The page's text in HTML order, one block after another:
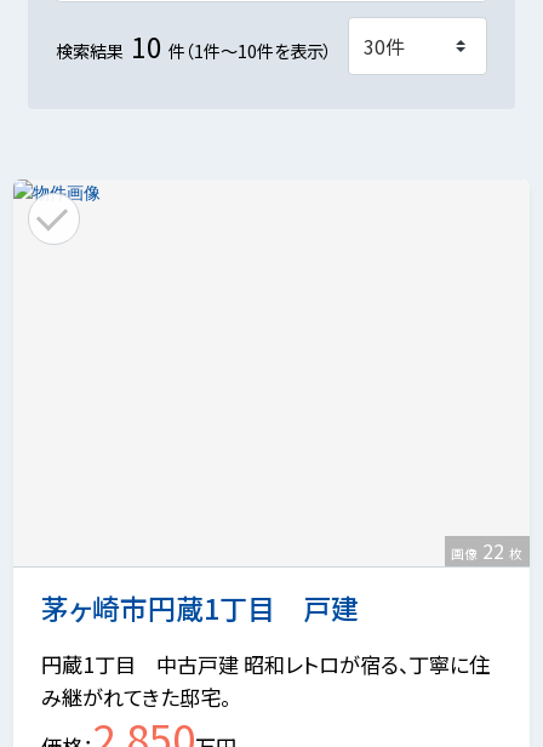
検索結果 10 件（1件～10件を表示）
茅ヶ崎市円蔵1丁目 戸建
画像 22 枚
円蔵1丁目 中古戸建 昭和レトロが宿る、丁寧に住
み継がれてきた邸宅。